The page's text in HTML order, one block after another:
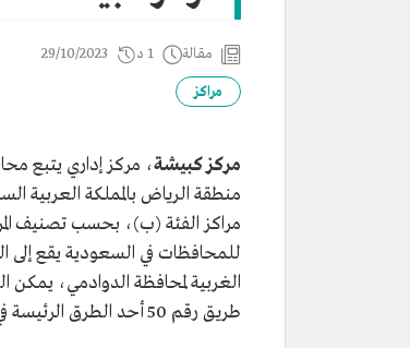
مقالة 1 د 29/10/2023
مراكز
مركز كبيشة، مركز إداري يتبع
منطقة الرياض بالمملكة العربية
مراكز الفئة (ب)، بحسب تصنيف
للمحافظات في السعودية يقع إلى
الغربية لمحافظة الدوادمي، يمكن
طريق رقم 50 أحد الطرق الرئيسة في المملكة.